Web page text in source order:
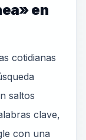
en
cotidianas
saltos
clave,
con una